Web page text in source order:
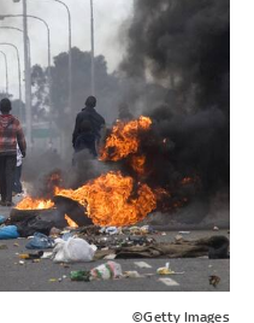
©Getty Images